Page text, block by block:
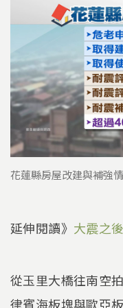
花蓮縣房屋改建與補強
延伸閱讀》 大震之
從玉里大橋往南空
律賓海板塊與歐亞